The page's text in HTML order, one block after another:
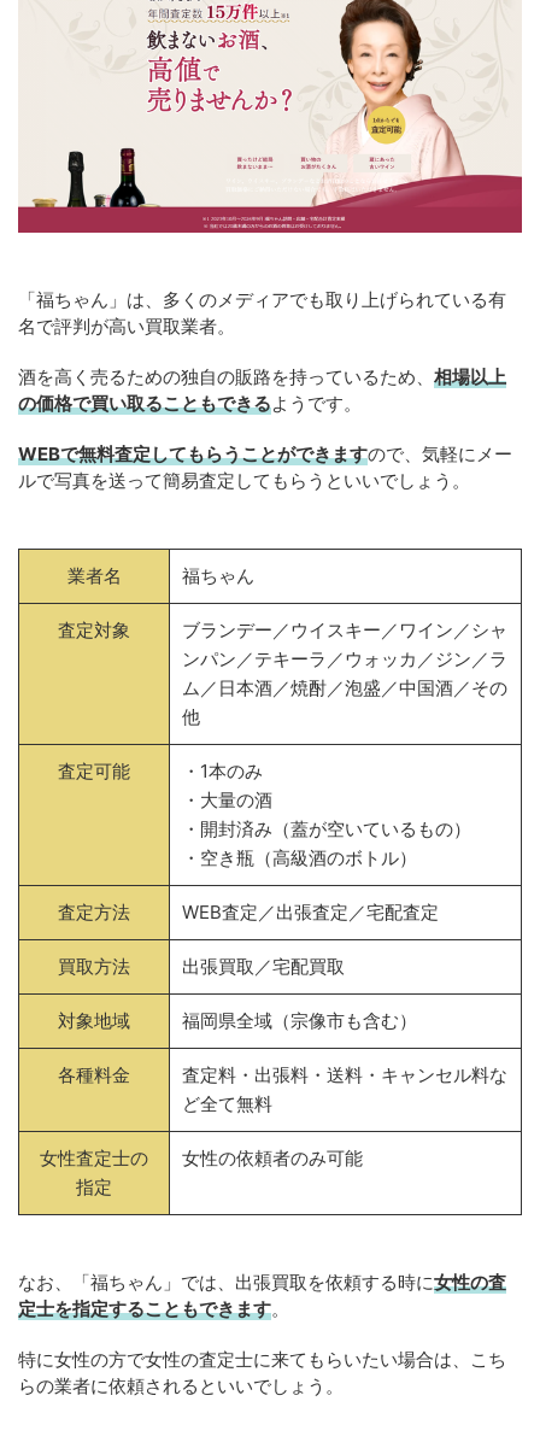
「福ちゃん」は、多くのメディアでも取り上げられている有
名で評判が高い買取業者。
酒を高く売るための独自の販路を持っているため、 相場以上
の価格で買い取ることもできるようです。
WEBで無料査定してもらうことができますので、気軽にメー
ルで写真を送って簡易査定してもらうといいでしょう。
業者名 福ちゃん
査定対象
ブランデー／ウイスキー／ワイン／シャ
ンパン／テキーラ／ウォッカ／ジン／ラ
ム／日本酒／焼酎／泡盛／中国酒／その
他
査定可能
・1本のみ
・大量の酒
・開封済み（蓋が空いているもの）
・空き瓶（高級酒のボトル）
査定方法 WEB査定／出張査定／宅配査定
買取方法 出張買取／宅配買取
対象地域 福岡県全域（宗像市も含む）
各種料金
査定料・出張料・送料・キャンセル料な
ど全て無料
女性査定士の
指定
女性の依頼者のみ可能
なお、「福ちゃん」では、出張買取を依頼する時に女性の査
定士を指定することもできます。
特に女性の方で女性の査定士に来てもらいたい場合は、こち
らの業者に依頼されるといいでしょう。